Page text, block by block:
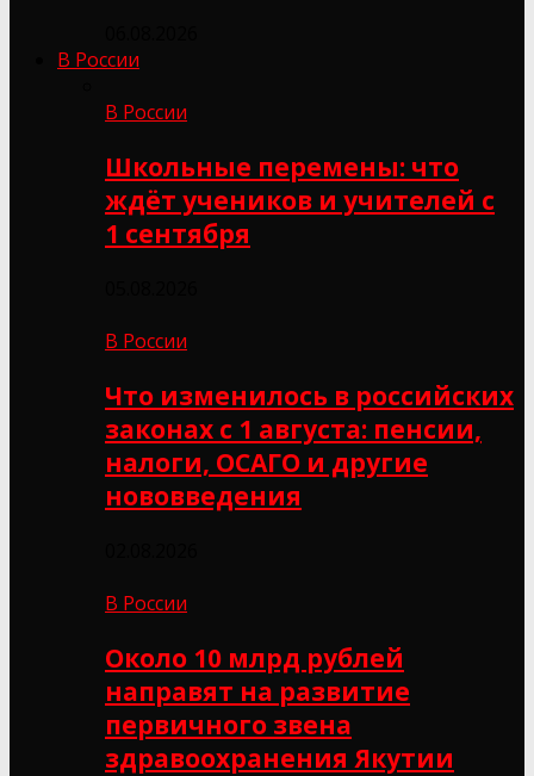
В России
В России
Школьные перемены: что
ждёт учеников и учителей с
1 сентября
В России
Что изменилось в российских
законах с 1 августа: пенсии,
налоги, ОСАГО и другие
нововведения
В России
Около 10 млрд рублей
направят на развитие
первичного звена
здравоохранения Якутии